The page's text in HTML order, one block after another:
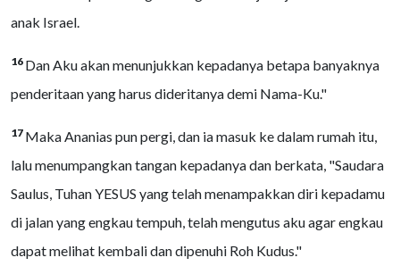
anak Israel.
16 Dan Aku akan menunjukkan kepadanya betapa banyaknya
penderitaan yang harus dideritanya demi Nama-Ku."
17 Maka Ananias pun pergi, dan ia masuk ke dalam rumah itu,
lalu menumpangkan tangan kepadanya dan berkata, "Saudara
Saulus, Tuhan YESUS yang telah menampakkan diri kepadamu
di jalan yang engkau tempuh, telah mengutus aku agar engkau
dapat melihat kembali dan dipenuhi Roh Kudus."